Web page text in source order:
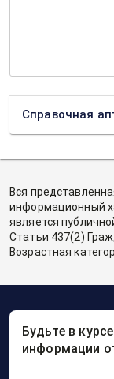
Справочная
Вся
информационный
является
Статьи 437(2)
Возрастная
Будьте в
информации